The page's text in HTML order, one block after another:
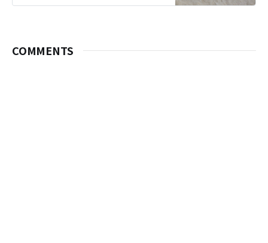
의 스타벅스 앱을 실행해보았습니다.
그려져 있나봅니다. 사무실에는 일하
COMMENTS